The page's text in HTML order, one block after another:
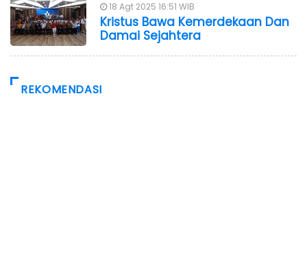
18 Agt 2025 16:51 WIB
Kristus Bawa Kemerdekaan Dan
Damai Sejahtera
REKOMENDASI